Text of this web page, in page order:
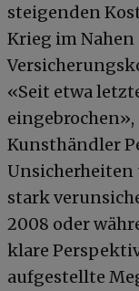
steigenden
Krieg im
«Seit etwa
Kunsthändler
Unsicherheiten
stark
2008 oder
klare
aufgestellte